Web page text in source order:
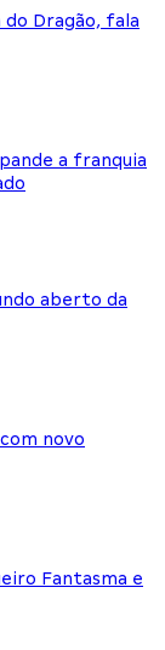
do Dragão, fala
a franquia
aberto da
novo
Fantasma e